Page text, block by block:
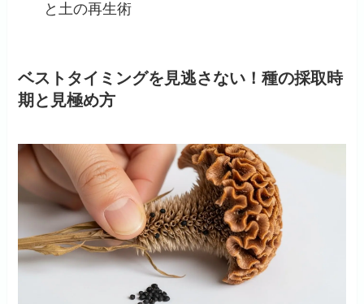
と土の再生術
ベストタイミングを見逃さない！種の採取時
期と見極め方